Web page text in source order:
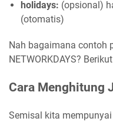
holidays: (opsional)
(otomatis)
Nah bagaimana contoh
NETWORKDAYS?
Cara Menghitung
Semisal kita